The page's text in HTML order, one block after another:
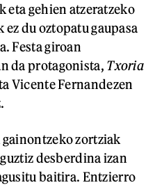
eta gehien atzeratzeko
du oztopatu gaupasa
Festa giroan
da protagonista, Txoria
Vicente Fernandezen
zortziak
desberdina izan
baitira. Entzierro